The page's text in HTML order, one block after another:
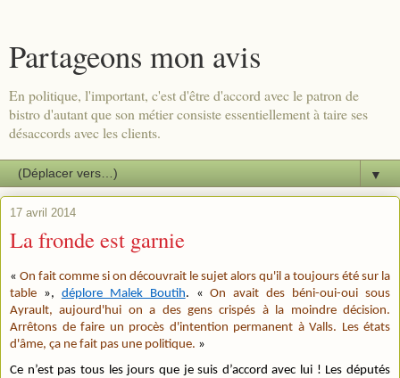
Partageons mon avis
En politique, l'important, c'est d'être d'accord avec le patron de
bistro d'autant que son métier consiste essentiellement à taire ses
désaccords avec les clients.
▼
17 avril 2014
La fronde est garnie
« On fait comme si on découvrait le sujet alors qu'il a toujours été sur la
table », déplore Malek Boutih. «On avait des béni-oui-oui sous
Ayrault, aujourd'hui on a des gens crispés à la moindre décision.
Arrêtons de faire un procès d'intention permanent à Valls. Les états
d'âme, ça ne fait pas une politique. »
Ce n’est pas tous les jours que je suis d’accord avec lui ! Les députés